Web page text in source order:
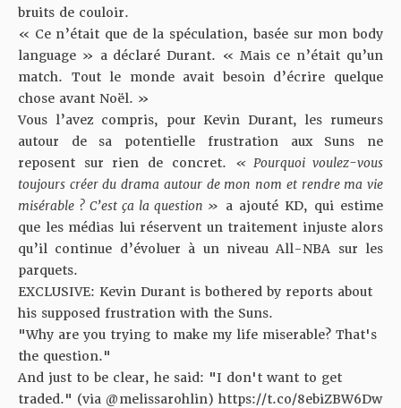
bruits de couloir.
« Ce n’était que de la spéculation, basée sur mon body
language » a déclaré Durant. « Mais ce n’était qu’un
match. Tout le monde avait besoin d’écrire quelque
chose avant Noël. »
Vous l’avez compris, pour Kevin Durant, les rumeurs
autour de sa potentielle frustration aux Suns ne
reposent sur rien de concret. « Pourquoi voulez-vous
toujours créer du drama autour de mon nom et rendre ma vie
misérable ? C’est ça la question » a ajouté KD, qui estime
que les médias lui réservent un traitement injuste alors
qu’il continue d’évoluer à un niveau All-NBA sur les
parquets.
EXCLUSIVE: Kevin Durant is bothered by reports about
his supposed frustration with the Suns.
"Why are you trying to make my life miserable? That's
the question."
And just to be clear, he said: "I don't want to get
traded." (via @melissarohlin) https://t.co/8ebiZBW6Dw